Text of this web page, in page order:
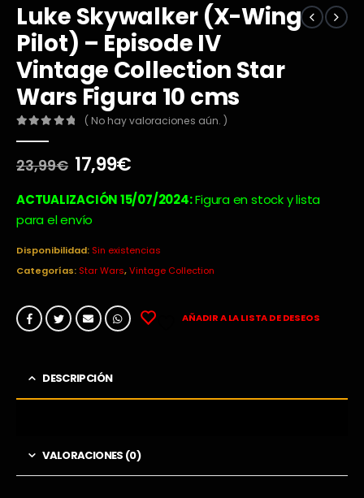
Luke Skywalker (X-Wing
Pilot) – Episode IV
Vintage Collection Star
Wars Figura 10 cms
( No hay valoraciones aún. )
23,99€ El
original
era:
17,99€El
actual
ACTUALIZACIÓN 15/07/2024:Figura en stock y lista
para el envío
Disponibilidad: Sin existencias
Categorías: Star Wars,Vintage Collection
AÑADIR A LA LISTA DE DESEOS
DESCRIPCIÓN
VALORACIONES (0)